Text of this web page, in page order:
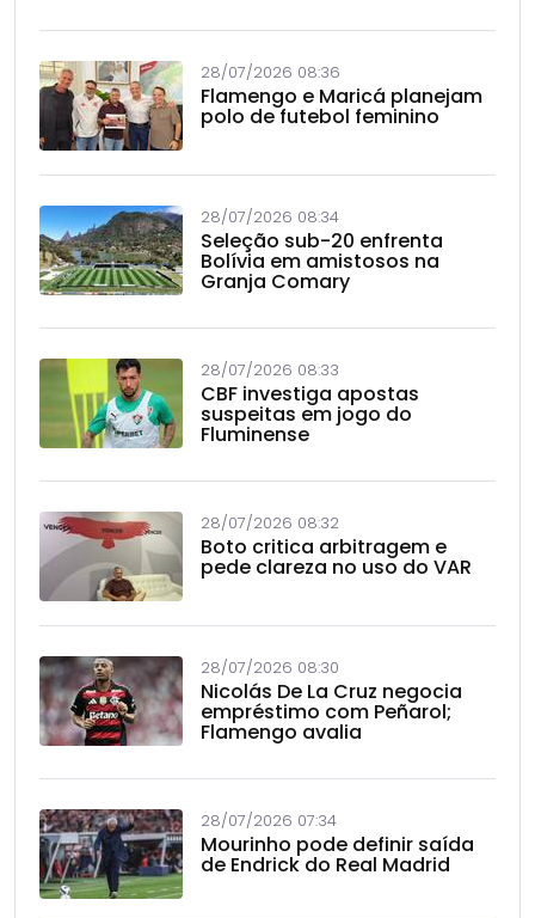
28/07/2026 08:36
Flamengo e Maricá planejam
polo de futebol feminino
28/07/2026 08:34
Seleção sub-20 enfrenta
Bolívia em amistosos na
Granja Comary
28/07/2026 08:33
CBF investiga apostas
suspeitas em jogo do
Fluminense
28/07/2026 08:32
Boto critica arbitragem e
pede clareza no uso do VAR
28/07/2026 08:30
Nicolás De La Cruz negocia
empréstimo com Peñarol;
Flamengo avalia
28/07/2026 07:34
Mourinho pode definir saída
de Endrick do Real Madrid